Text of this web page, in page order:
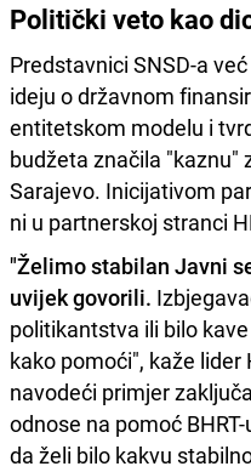
Politički veto kao
Predstavnici SNSD-a
ideju o državnom
entitetskom modelu i
budžeta značila "kaznu"
Sarajevo. Inicijativom
ni u partnerskoj stranci
"Želimo stabilan Javni
uvijek govorili.
politikantstva ili bilo
kako pomoći", kaže lider
navodeći primjer
odnose na pomoć
da želi bilo kakvu